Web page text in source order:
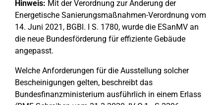
Hinweis: Mit der Verordnung zur Änderung der
Energetische Sanierungsmaßnahmen-Verordnung vom
14. Juni 2021, BGBl. I S. 1780, wurde die ESanMV an
die neue Bundesförderung für effiziente Gebäude
angepasst.
Welche Anforderungen für die Ausstellung solcher
Bescheinigungen gelten, beschreibt das
Bundesfinanzministerium ausführlich in einem Erlass